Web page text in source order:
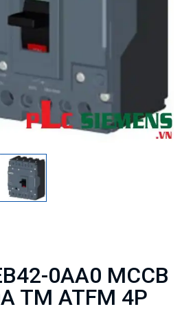
0AA0 MCCB
TM ATFM 4P